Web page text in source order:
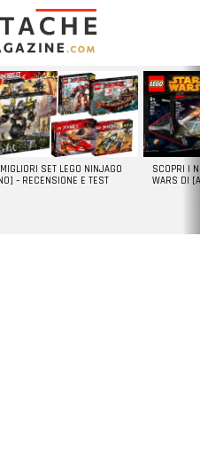
SET LEGO NINJAGO
– RECENSIONE E TEST
SCOPRI I
WARS DI